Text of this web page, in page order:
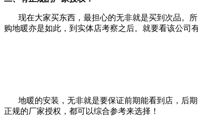
现在大家买东西，最担心的无非就是买到次品。所
购地暖亦是如此，到实体店考察之后。就要看该公司
地暖的安装，无非就是要保证前期能看到店，后期
正规的厂家授权，都可以综合参考来选择！